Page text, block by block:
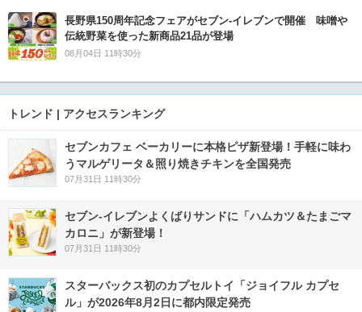
長野県150周年記念フェアがセブン-イレブンで開催 味噌や
伝統野菜を使った新商品21品が登場
08月04日 11時30分
トレンド | アクセスランキング
セブンカフェ ベーカリーに本格ピザ新登場！手軽に味わ
うマルゲリータ＆照り焼きチキンを全国発売
07月31日 11時30分
セブン‐イレブンよくばりサンドに「ハムカツ＆たまごマ
カロニ」が新登場！
07月31日 11時30分
スターバックス初のカプセルトイ「ジョイフル カプセ
ル」が2026年8月2日に都内限定発売